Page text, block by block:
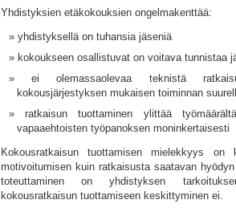
Yhdistyksien etäkokouksien ongelmakenttää:
yhdistyksellä on tuhansia jäseniä
kokoukseen osallistuvat on voitava tunnistaa
ei olemassaolevaa teknistä
kokousjärjestyksen mukaisen toiminnan
ratkaisun tuottaminen ylittää
vapaaehtoisten työpanoksen moninkertaisesti
Kokousratkaisun tuottamisen mielekkyys on
motivoitumisen kuin ratkaisusta saatavan
toteuttaminen on yhdistyksen
kokousratkaisun tuottamiseen keskittyminen ei.